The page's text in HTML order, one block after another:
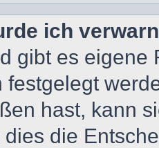
ich
gibt es
festgelegt
hast, kann
die